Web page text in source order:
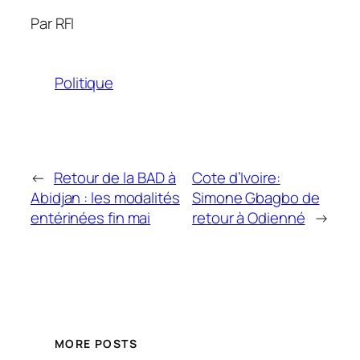
Par RFI
Politique
← Retour de la BAD à
Abidjan : les modalités
entérinées fin mai
Cote d’Ivoire:
Simone Gbagbo de
retour à Odienné →
MORE POSTS